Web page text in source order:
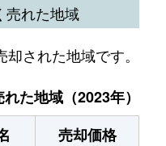
売れた地域
された地域です。
た地域（2023年）
売却価格